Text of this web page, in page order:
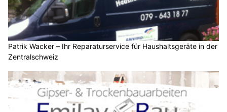
Patrik Wacker – Ihr Reparaturservice für Haushaltsgeräte in der
Zentralschweiz